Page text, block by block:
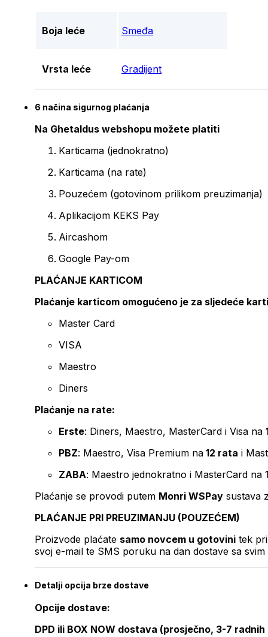
Boja leće Smeđa
Vrsta leće Gradijent
6 načina sigurnog plaćanja
Na Ghetaldus webshopu možete platiti
Karticama (jednokratno)
Karticama (na rate)
Pouzećem (gotovinom prilikom preuzimanja)
Aplikacijom KEKS Pay
Aircashom
Google Pay-om
PLAĆANJE KARTICOM
Plaćanje karticom omogućeno je za sljedeće
Master Card
VISA
Maestro
Diners
Plaćanje na rate:
Erste: Diners, Maestro, MasterCard i Visa na
PBZ: Maestro, Visa Premium na 12 rata i
ZABA: Maestro jednokratno i MasterCard na
Plaćanje se provodi putem Monri WSPay sustava
PLAĆANJE PRI PREUZIMANJU (POUZEĆEM)
Proizvode plaćate samo novcem u gotovini tek
svoj e-mail te SMS poruku na dan dostave sa svim
Detalji opcija brze dostave
Opcije dostave:
DPD ili BOX NOW dostava (prosječno, 3-7 radnih